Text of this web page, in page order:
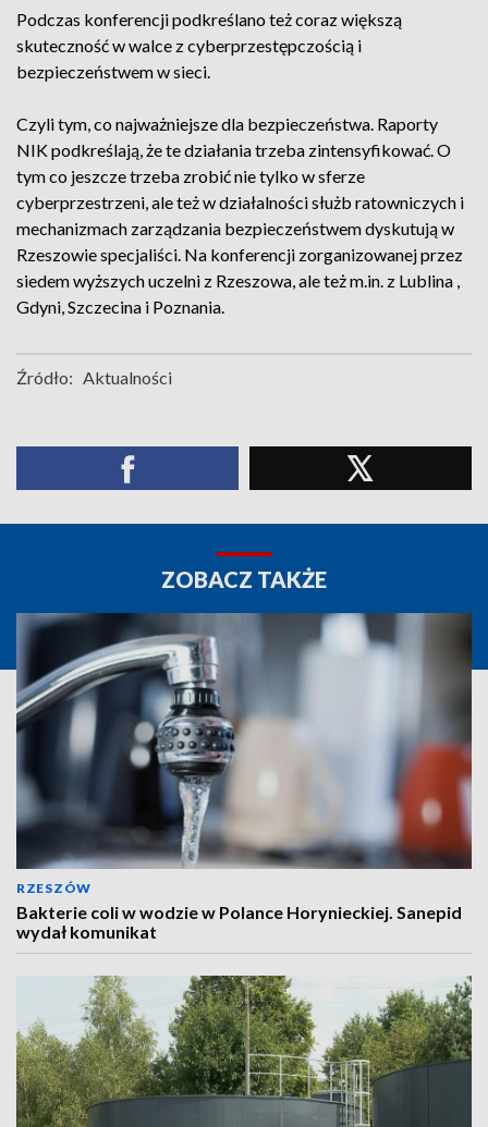
Podczas konferencji podkreślano też coraz większą
skuteczność w walce z cyberprzestępczością i
bezpieczeństwem w sieci.
Czyli tym, co najważniejsze dla bezpieczeństwa. Raporty
NIK podkreślają, że te działania trzeba zintensyfikować. O
tym co jeszcze trzeba zrobić nie tylko w sferze
cyberprzestrzeni, ale też w działalności służb ratowniczych i
mechanizmach zarządzania bezpieczeństwem dyskutują w
Rzeszowie specjaliści. Na konferencji zorganizowanej przez
siedem wyższych uczelni z Rzeszowa, ale też m.in. z Lublina ,
Gdyni, Szczecina i Poznania.
Źródło: Aktualności
ZOBACZ TAKŻE
RZESZÓW
Bakterie coli w wodzie w Polance Horynieckiej. Sanepid
wydał komunikat